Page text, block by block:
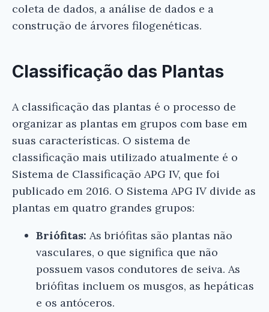
coleta de dados, a análise de dados e a
construção de árvores filogenéticas.
Classificação das Plantas
A classificação das plantas é o processo de
organizar as plantas em grupos com base em
suas características. O sistema de
classificação mais utilizado atualmente é o
Sistema de Classificação APG IV, que foi
publicado em 2016. O Sistema APG IV divide as
plantas em quatro grandes grupos:
Briófitas: As briófitas são plantas não
vasculares, o que significa que não
possuem vasos condutores de seiva. As
briófitas incluem os musgos, as hepáticas
e os antóceros.